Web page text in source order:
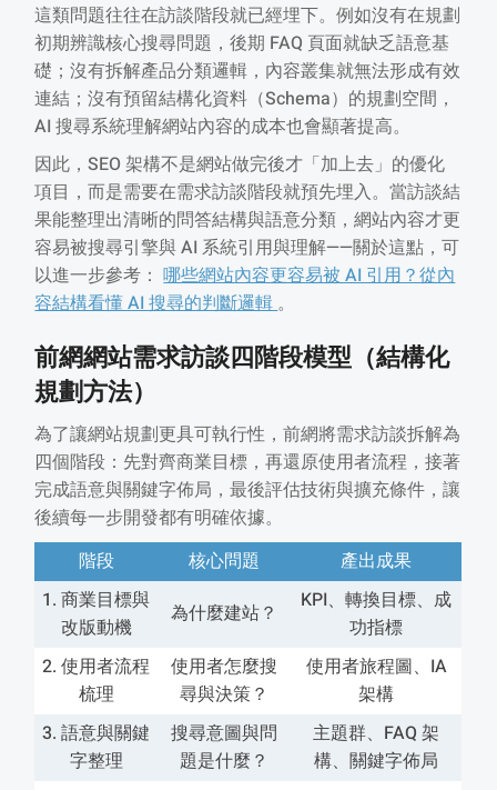
這類問題往往在訪談階段就已經埋下。例如沒有在規劃
初期辨識核心搜尋問題，後期 FAQ 頁面就缺乏語意基
礎；沒有拆解產品分類邏輯，內容叢集就無法形成有效
連結；沒有預留結構化資料（Schema）的規劃空間，
AI 搜尋系統理解網站內容的成本也會顯著提高。
因此，SEO 架構不是網站做完後才「加上去」的優化
項目，而是需要在需求訪談階段就預先埋入。當訪談結
果能整理出清晰的問答結構與語意分類，網站內容才更
容易被搜尋引擎與 AI 系統引用與理解——關於這點，可
以進一步參考：哪些網站內容更容易被 AI 引用？從內
容結構看懂 AI 搜尋的判斷邏輯。
前網網站需求訪談四階段模型（結構化
規劃方法）
為了讓網站規劃更具可執行性，前網將需求訪談拆解為
四個階段：先對齊商業目標，再還原使用者流程，接著
完成語意與關鍵字佈局，最後評估技術與擴充條件，讓
後續每一步開發都有明確依據。
階段
核心問題
產出成果
1. 商業目標與
改版動機
為什麼建站？
KPI、轉換目標、成
功指標
2. 使用者流程
梳理
使用者怎麼搜
尋與決策？
使用者旅程圖、IA
架構
3. 語意與關鍵
字整理
搜尋意圖與問
題是什麼？
主題群、FAQ 架
構、關鍵字佈局